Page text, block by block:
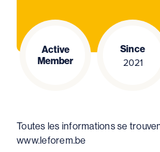
Active
Member
Since
2021
Toutes les informations se
www.leforem.be